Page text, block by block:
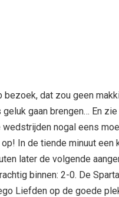
bezoek, dat zou geen
gaan brengen… En
nogal eens
In de tiende minuut
later de volgende
binnen: 2-0. De
Liefden op de goede